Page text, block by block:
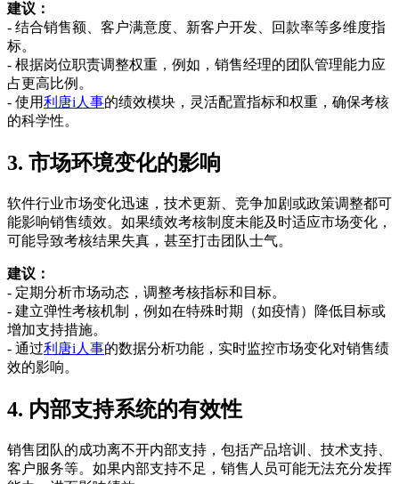
建议：
- 结合销售额、客户满意度、新客户开发、回款率等多维度指
标。
- 根据岗位职责调整权重，例如，销售经理的团队管理能力应
占更高比例。
- 使用利唐i人事的绩效模块，灵活配置指标和权重，确保考核
的科学性。
3. 市场环境变化的影响
软件行业市场变化迅速，技术更新、竞争加剧或政策调整都可
能影响销售绩效。如果绩效考核制度未能及时适应市场变化，
可能导致考核结果失真，甚至打击团队士气。
建议：
- 定期分析市场动态，调整考核指标和目标。
- 建立弹性考核机制，例如在特殊时期（如疫情）降低目标或
增加支持措施。
- 通过利唐i人事的数据分析功能，实时监控市场变化对销售绩
效的影响。
4. 内部支持系统的有效性
销售团队的成功离不开内部支持，包括产品培训、技术支持、
客户服务等。如果内部支持不足，销售人员可能无法充分发挥